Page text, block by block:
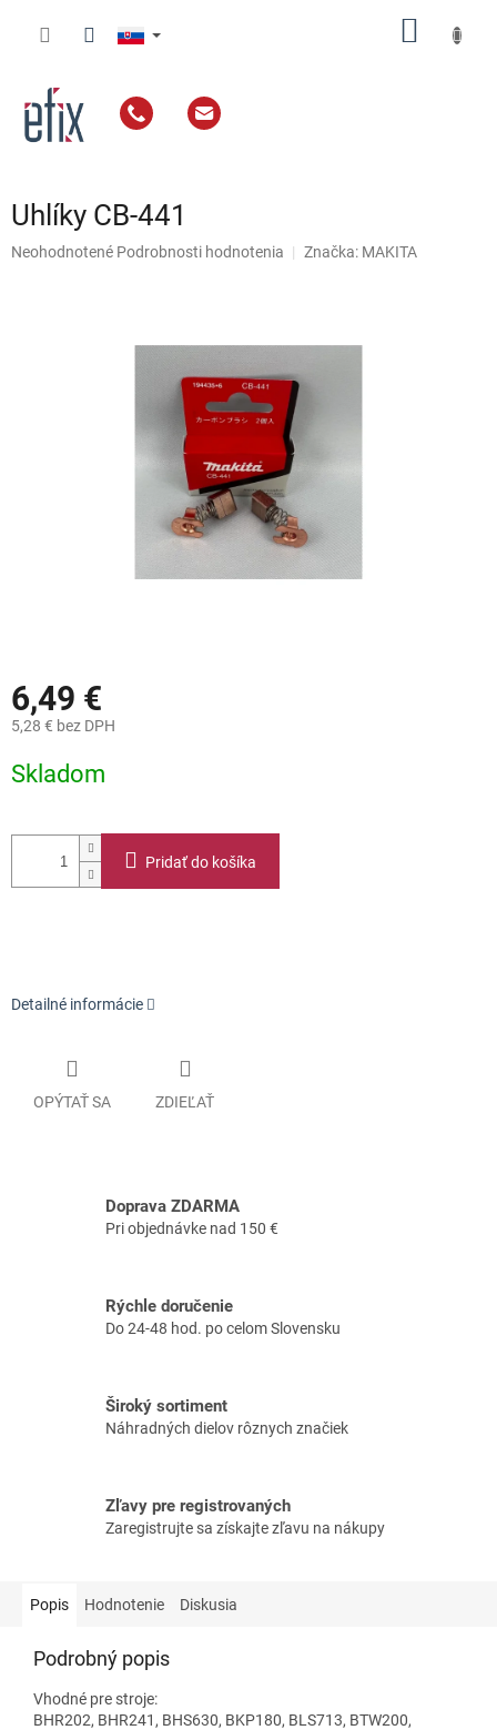
Uhlíky CB-441
Priemerné
Neohodnotené Podrobnosti hodnotenia Značka: MAKITA
6,49 €
5,28 € bez DPH
cena:
Skladom
Pridať do košíka
Detailné informácie
OPÝTAŤ SA ZDIEĽAŤ
Doprava ZDARMA
Pri objednávke nad 150 €
Rýchle doručenie
Do 24-48 hod. po celom Slovensku
Široký sortiment
Náhradných dielov rôznych značiek
Zľavy pre registrovaných
Zaregistrujte sa získajte zľavu na nákupy
Popis Hodnotenie Diskusia
Podrobný popis
Vhodné pre stroje:
BHR202, BHR241, BHS630, BKP180, BLS713, BTW200,